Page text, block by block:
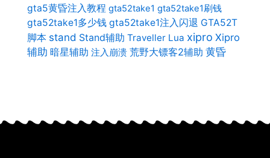
gta5黄昏注入教程 gta52take1 gta52take1刷钱
gta52take1多少钱 gta52take1注入闪退 GTA52T
脚本 stand Stand辅助 Traveller Lua xipro Xipro
辅助 暗星辅助 注入崩溃 荒野大镖客2辅助 黄昏